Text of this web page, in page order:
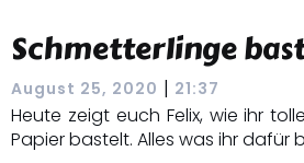
Schmetterlinge
August 25, 2020 | 21:37
Heute zeigt euch Felix, wie ihr
Papier bastelt. Alles was ihr dafür